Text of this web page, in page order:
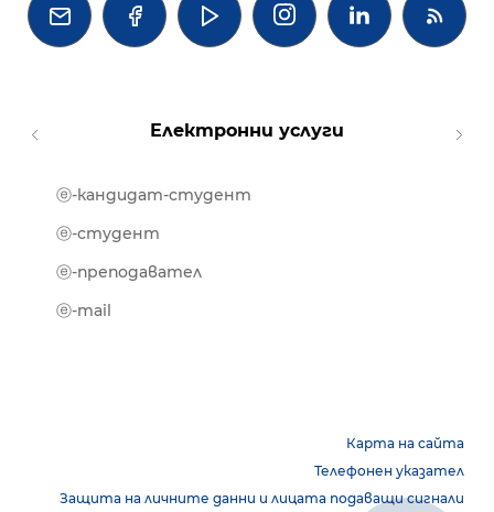
   
Електронни услуги
ⓔ-кандидат-студент
ⓔ-студент
ⓔ-преподавател
ⓔ-mail
Карта на сайта
Телефонен указател
Защита на личните данни и лицата подаващи сигнали